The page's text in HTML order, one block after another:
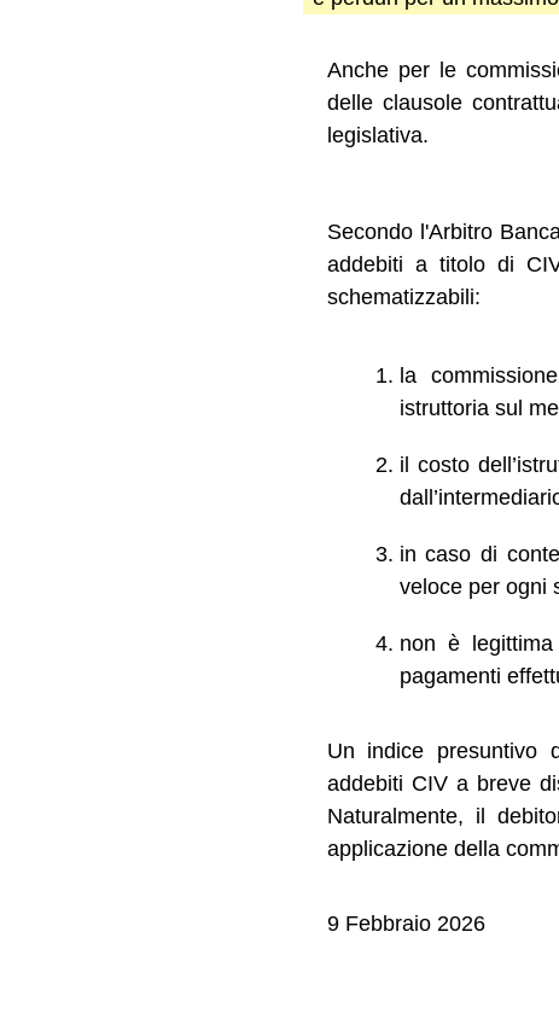
Anche per le
delle clausole
legislativa.
Secondo l'Arbitro
addebiti a titolo di
schematizzabili:
la
istruttoria sul
il costo
in caso di
veloce per ogni
non è
pagamenti
Un indice presuntivo
addebiti CIV a breve
Naturalmente, il
applicazione della
9 Febbraio 2026